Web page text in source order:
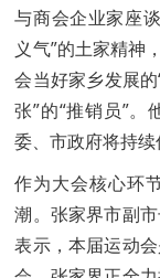
与商会企业家座
义气”的土家精神
会当好家乡发展
张”的“推销员”
委、市政府将持续
作为大会核心环
潮。张家界市副
表示，本届运动